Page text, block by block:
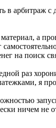
в арбитраж с
а
на поиск
раз
я
ничем не